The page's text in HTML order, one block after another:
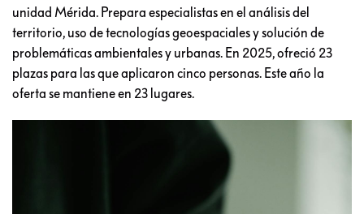
unidad Mérida. Prepara especialistas en el análisis del
territorio, uso de tecnologías geoespaciales y solución de
problemáticas ambientales y urbanas. En 2025, ofreció 23
plazas para las que aplicaron cinco personas. Este año la
oferta se mantiene en 23 lugares.